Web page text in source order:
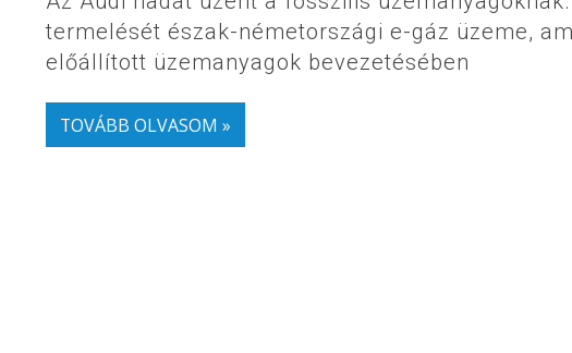
termelését észak-németországi e-gáz üzeme,
előállított üzemanyagok bevezetésében
TOVÁBB OLVASOM »